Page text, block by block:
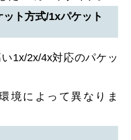
ト方式/1xパケット
1x/2x/4x対応のパケッ
境によって異なりま